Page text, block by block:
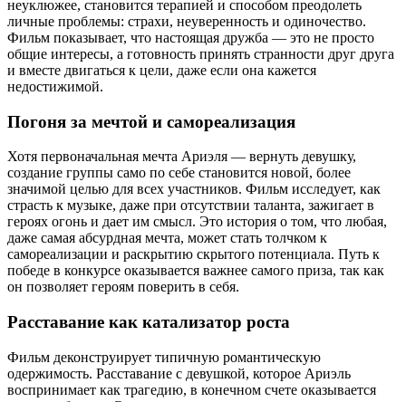
неуклюжее, становится терапией и способом преодолеть
личные проблемы: страхи, неуверенность и одиночество.
Фильм показывает, что настоящая дружба — это не просто
общие интересы, а готовность принять странности друг друга
и вместе двигаться к цели, даже если она кажется
недостижимой.
Погоня за мечтой и самореализация
Хотя первоначальная мечта Ариэля — вернуть девушку,
создание группы само по себе становится новой, более
значимой целью для всех участников. Фильм исследует, как
страсть к музыке, даже при отсутствии таланта, зажигает в
героях огонь и дает им смысл. Это история о том, что любая,
даже самая абсурдная мечта, может стать толчком к
самореализации и раскрытию скрытого потенциала. Путь к
победе в конкурсе оказывается важнее самого приза, так как
он позволяет героям поверить в себя.
Расставание как катализатор роста
Фильм деконструирует типичную романтическую
одержимость. Расставание с девушкой, которое Ариэль
воспринимает как трагедию, в конечном счете оказывается